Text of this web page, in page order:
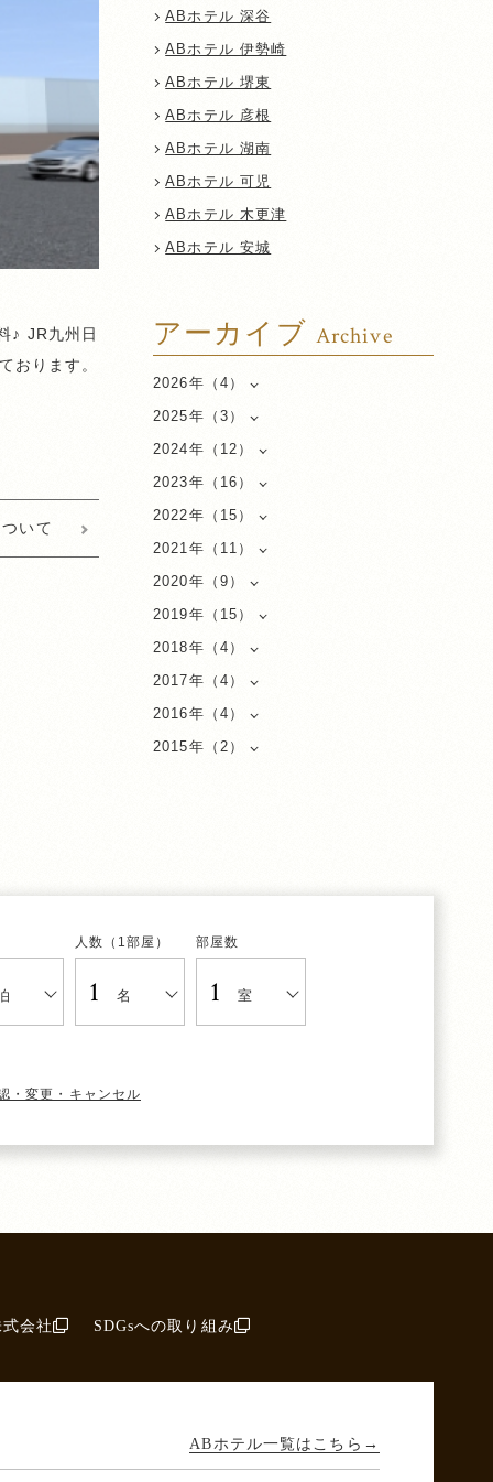
♪ JR九州日
おります。
いて
ABホテル 深谷
ABホテル 伊勢崎
ABホテル 堺東
ABホテル 彦根
ABホテル 湖南
ABホテル 可児
ABホテル 木更津
ABホテル 安城
アーカイブ Archive
2026年（4）
2025年（3）
2024年（12）
2023年（16）
2022年（15）
2021年（11）
2020年（9）
2019年（15）
2018年（4）
2017年（4）
2016年（4）
2015年（2）
人数（1部屋）
名
部屋数
室
・変更・キャンセル
会社 SDGsへの取り組み
ABホテル一覧はこちら